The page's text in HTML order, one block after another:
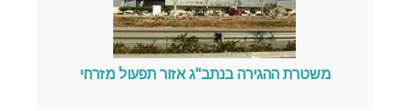
משטרת ההגירה בנתב"ג אזור תפעול מזרחי